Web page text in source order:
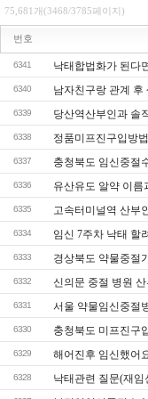
75,681개(3468/3785페이지)
번호
6341 낙태합법화가 된다
6340 남자친구랑 관계
6339 당산역산부인과 솔
6338 정품미프진구입방
6337 충청북도 임신중절
6336 유산유도 알약 이름
6335 고속터미널역 산부
6334 임신 7주차 낙태 할
6333 경상북도 약물중절
6332 신의문 중절 병원
6331 서울 약물임신중절
6330 충청북도 미프진구
6329 해어진후 임신했어
6328 낙태관련 질문(재임